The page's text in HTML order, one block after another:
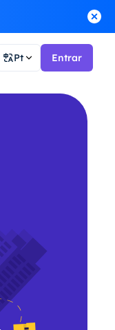
Pt Entrar